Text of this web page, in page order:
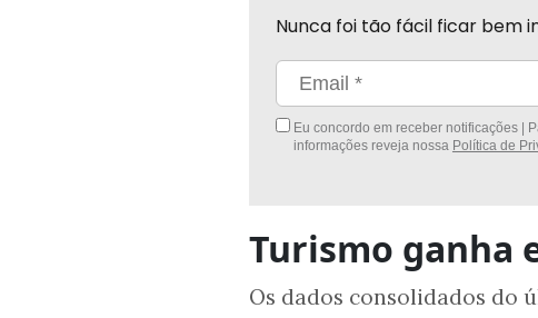
Nunca foi tão fácil ficar bem
Eu concordo em receber notificações |
informações reveja nossa Política de
Turismo ganha
Os dados consolidados do